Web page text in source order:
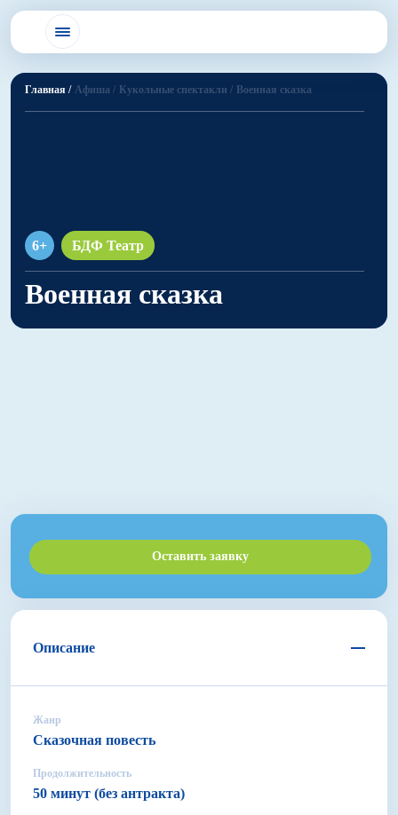
Главная / Афиша / Кукольные спектакли / Военная сказка
6+ БДФ Театр
Военная сказка
Оставить заявку
Описание
Жанр
Сказочная повесть
Продолжительность
50 минут (без антракта)